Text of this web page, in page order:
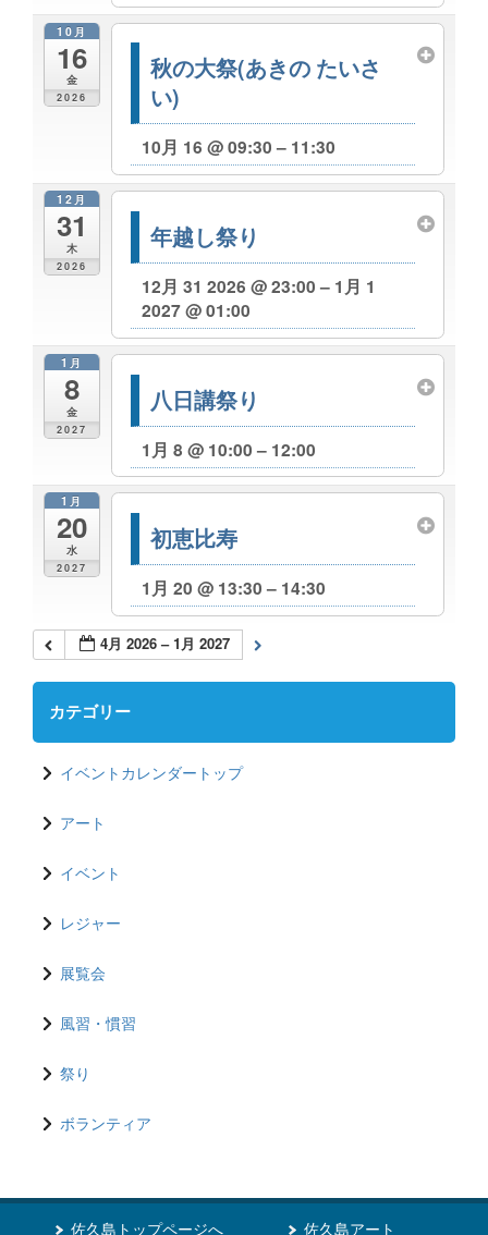
10月
16
金
2026
秋の大祭(あきの たいさ
い)
10月 16 @ 09:30 – 11:30
12月
31
木
2026
年越し祭り
12月 31 2026 @ 23:00 – 1月 1
2027 @ 01:00
1月
8
金
2027
八日講祭り
1月 8 @ 10:00 – 12:00
1月
20
水
2027
初恵比寿
1月 20 @ 13:30 – 14:30
4月 2026 – 1月 2027
カテゴリー
イベントカレンダートップ
アート
イベント
レジャー
展覧会
風習・慣習
祭り
ボランティア
佐久島トップページへ 佐久島アート